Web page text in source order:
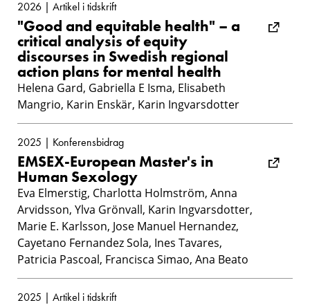
2026 | Artikel i tidskrift
"Good and equitable health" – a
critical analysis of equity
discourses in Swedish regional
action plans for mental health
Helena Gard, Gabriella E Isma, Elisabeth
Mangrio, Karin Enskär, Karin Ingvarsdotter
2025 | Konferensbidrag
EMSEX-European Master's in
Human Sexology
Eva Elmerstig, Charlotta Holmström, Anna
Arvidsson, Ylva Grönvall, Karin Ingvarsdotter,
Marie E. Karlsson, Jose Manuel Hernandez,
Cayetano Fernandez Sola, Ines Tavares,
Patricia Pascoal, Francisca Simao, Ana Beato
2025 | Artikel i tidskrift